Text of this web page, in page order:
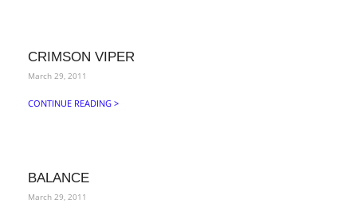
CRIMSON VIPER
March 29, 2011
CONTINUE READING >
BALANCE
March 29, 2011